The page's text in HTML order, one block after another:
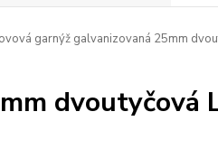
garnýž galvanizovaná 25mm
dvoutyčová